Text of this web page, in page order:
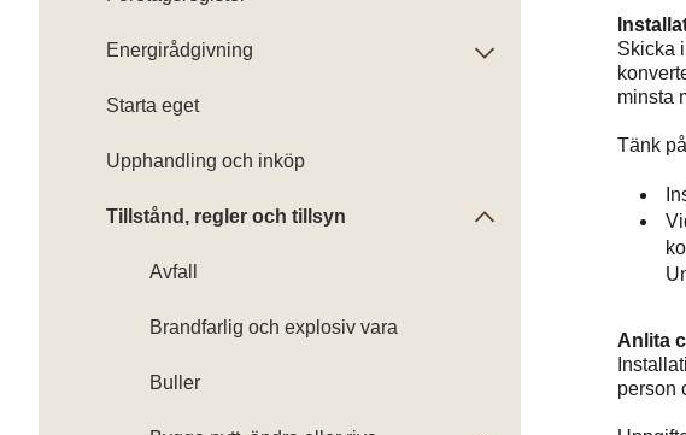
Skicka
minsta
Tänk
Anlita
person
Energirådgivning
Starta eget
Upphandling och inköp
Tillstånd, regler och tillsyn
Avfall
Brandfarlig och explosiv vara
Buller